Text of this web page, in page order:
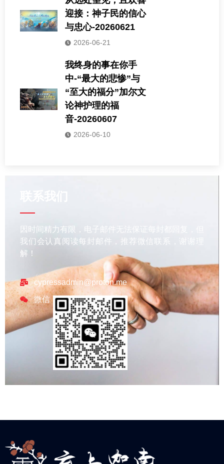
迎接：神子民的信心
与忠心-20260621
2026-06-21
我终身的事在你手
中-“最大的悲惨”与
“至大的福分”加尔文
论神护理的福
音-20260607
2026-06-10
因时间精力有限，电子邮件无法保证每封都回复，但
我们会认真阅读每封邮件，推荐微信联系，谢谢理
解！
cypressadmin@proton.me
微信